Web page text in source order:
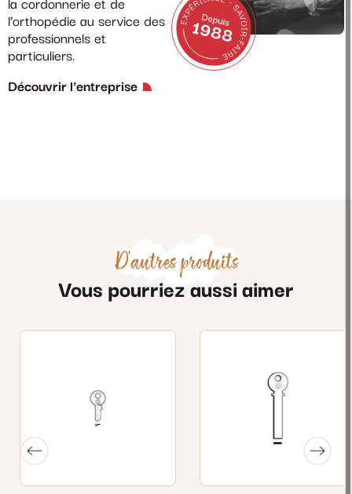
la cordonnerie et de
l’orthopédie au service des
professionnels et
particuliers.
Découvrir l'entreprise
D'autres produits
Vous pourriez aussi aimer